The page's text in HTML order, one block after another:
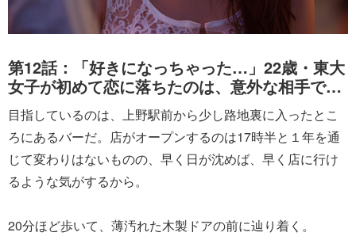
第12話：「好きになっちゃった…」22歳・東大
女子が初めて恋に落ちたのは、意外な相手で…
目指しているのは、上野駅前から少し路地裏に入ったとこ
ろにあるバーだ。店がオープンするのは17時半と１年を通
じて変わりはないものの、早く日が沈めば、早く店に行け
るような気がするから。
20分ほど歩いて、薄汚れた木製ドアの前に辿り着く。